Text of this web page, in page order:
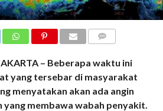
– Beberapa waktu ini
yang tersebar di masyarakat
menyatakan akan ada angin
membawa wabah penyakit.